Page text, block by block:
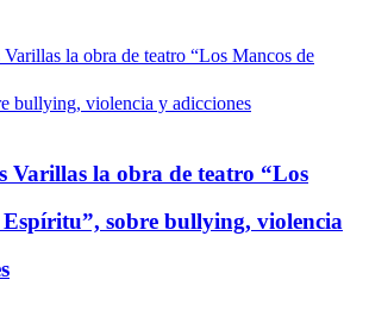
Varillas la obra de teatro “Los
Espíritu”, sobre bullying, violencia